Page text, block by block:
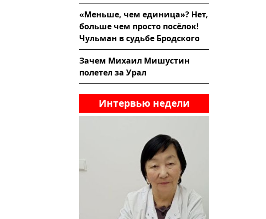
«Меньше, чем единица»? Нет,
больше чем просто посёлок!
Чульман в судьбе Бродского
Зачем Михаил Мишустин
полетел за Урал
Интервью недели